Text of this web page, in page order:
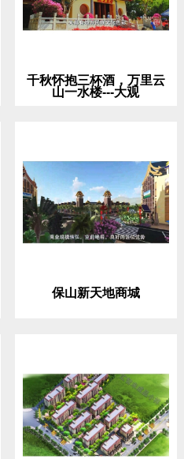
千秋怀抱三杯酒，万里云
山一水楼---大观
保山新天地商城